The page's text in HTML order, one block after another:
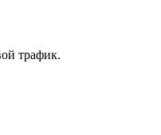
трафик.